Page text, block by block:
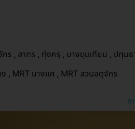
ร , สาทร , ทุ่งครุ , บางขุนเทียน , ปทุ
, MRT บางแค , MRT สวนจตุจักร
ถ